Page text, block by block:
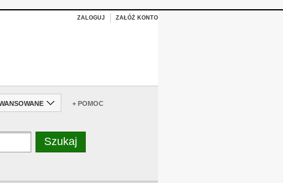
ZALOGUJ ZAŁÓŻ KONTO
+ POMOC